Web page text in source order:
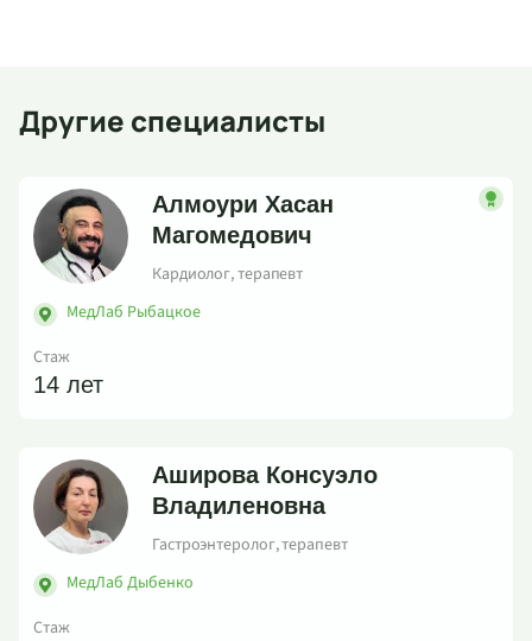
Другие специалисты
Алмоури Хасан
Магомедович
Кардиолог, терапевт
МедЛаб Рыбацкое
Стаж
14 лет
Аширова Консуэло
Владиленовна
Гастроэнтеролог, терапевт
МедЛаб Дыбенко
Стаж